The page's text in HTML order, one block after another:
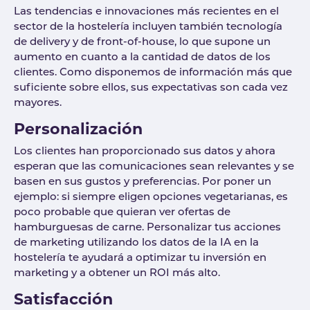
Las tendencias e innovaciones más recientes en el
sector de la hostelería incluyen también tecnología
de delivery y de front-of-house, lo que supone un
aumento en cuanto a la cantidad de datos de los
clientes. Como disponemos de información más que
suficiente sobre ellos, sus expectativas son cada vez
mayores.
Personalización
Los clientes han proporcionado sus datos y ahora
esperan que las comunicaciones sean relevantes y se
basen en sus gustos y preferencias. Por poner un
ejemplo: si siempre eligen opciones vegetarianas, es
poco probable que quieran ver ofertas de
hamburguesas de carne. Personalizar tus acciones
de marketing utilizando los datos de la IA en la
hostelería te ayudará a optimizar tu inversión en
marketing y a obtener un ROI más alto.
Satisfacción